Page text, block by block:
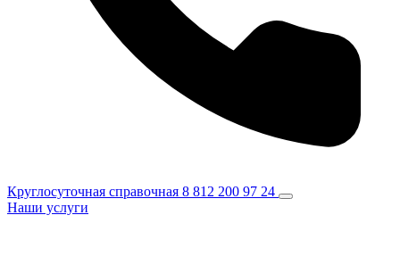
Круглосуточная справочная 8 812 200 97 24
Наши услуги